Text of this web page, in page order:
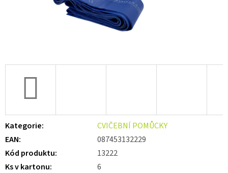
Kategorie:
CVIČEBNÍ POMŮCKY
EAN:
087453132229
Kód produktu:
13222
Ks v kartonu:
6